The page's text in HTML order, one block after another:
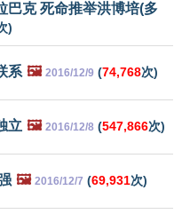
巴克 死命推举洪博培(多
)
系 🖼️ 2016/12/9 (74,768次)
立 🖼️ 2016/12/8 (547,866次)
🖼️ 2016/12/7 (69,931次)